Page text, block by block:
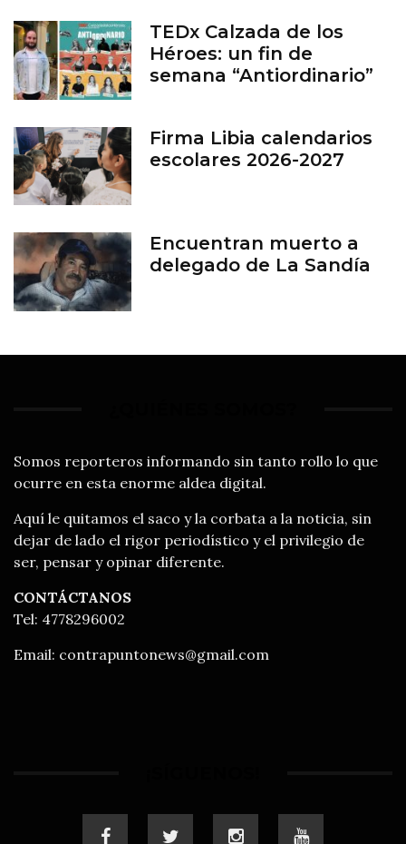
TEDx Calzada de los
Héroes: un fin de
semana “Antiordinario”
Firma Libia calendarios
escolares 2026-2027
Encuentran muerto a
delegado de La Sandía
Somos reporteros informando sin tanto rollo lo que
ocurre en esta enorme aldea digital.
Aquí le quitamos el saco y la corbata a la noticia, sin
dejar de lado el rigor periodístico y el privilegio de
ser, pensar y opinar diferente.
CONTÁCTANOS
Tel: 4778296002
Email: contrapuntonews@gmail.com